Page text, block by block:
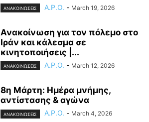
ΑΝΑΚΟΙΝΏΣΕΙΣ A.P.O. - March 19, 2026
Ανακοίνωση για τον πόλεμο στο
Ιράν και κάλεσμα σε
κινητοποιήσεις |...
ΑΝΑΚΟΙΝΏΣΕΙΣ A.P.O. - March 12, 2026
8η Μάρτη: Ημέρα μνήμης,
αντίστασης & αγώνα
ΑΝΑΚΟΙΝΏΣΕΙΣ A.P.O. - March 4, 2026